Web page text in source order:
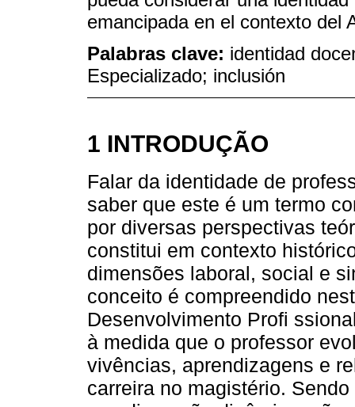
emancipada en el contexto del
Palabras clave: identidad
Especializado; inclusión
1 INTRODUÇÃO
Falar da identidade de
saber que este é um termo
por diversas perspectivas
constitui em contexto
dimensões laboral, social e
conceito é compreendido
Desenvolvimento Profi
à medida que o professor
vivências, aprendizagens e
carreira no magistério.